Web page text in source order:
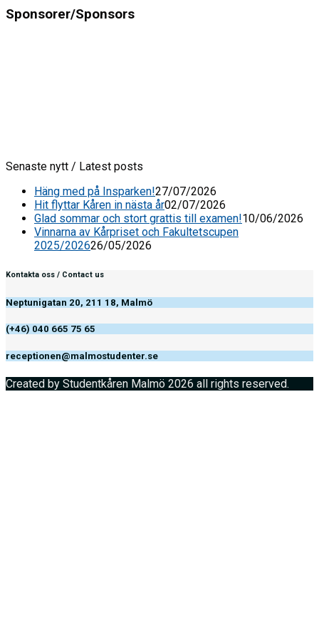
Sponsorer/Sponsors
Senaste nytt / Latest posts
Häng med på Insparken!27/07/2026
Hit flyttar Kåren in nästa år02/07/2026
Glad sommar och stort grattis till examen!10/06/2026
Vinnarna av Kårpriset och Fakultetscupen
2025/202626/05/2026
Kontakta oss / Contact us
Neptunigatan 20, 211 18, Malmö
(+46) 040 665 75 65
receptionen@malmostudenter.se
Created by Studentkåren Malmö 2026 all rights reserved.